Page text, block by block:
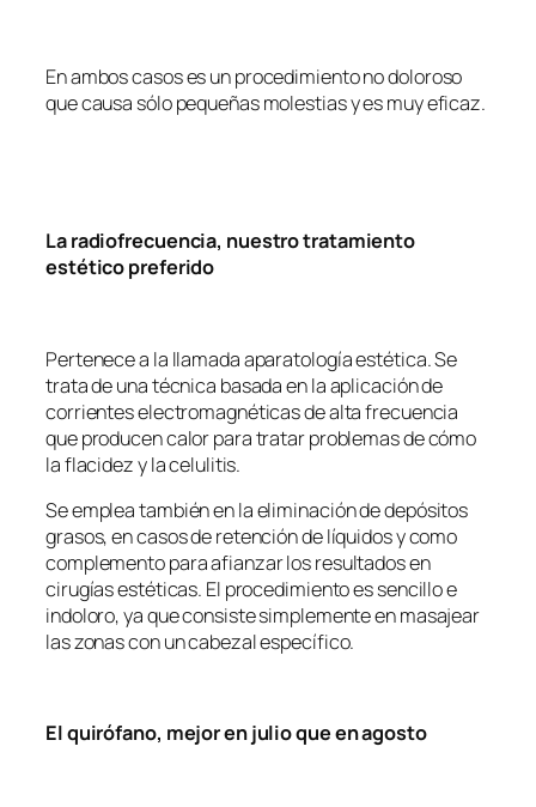
En ambos casos es un procedimiento no doloroso
que causa sólo pequeñas molestias y es muy eficaz.
La radiofrecuencia, nuestro tratamiento
estético preferido
Pertenece a la llamada aparatología estética. Se
trata de una técnica basada en la aplicación de
corrientes electromagnéticas de alta frecuencia
que producen calor para tratar problemas de cómo
la flacidez y la celulitis.
Se emplea también en la eliminación de depósitos
grasos, en casos de retención de líquidos y como
complemento para afianzar los resultados en
cirugías estéticas. El procedimiento es sencillo e
indoloro, ya que consiste simplemente en masajear
las zonas con un cabezal específico.
El quirófano, mejor en julio que en agosto